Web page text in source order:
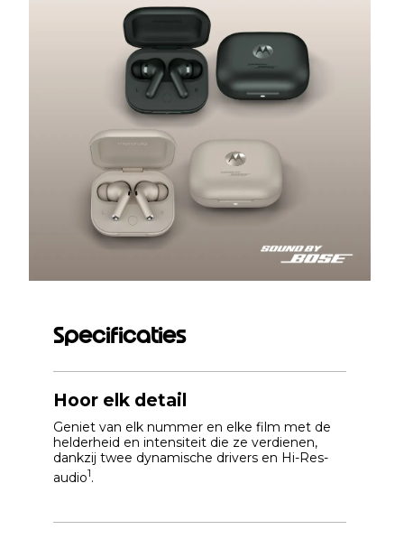
Specificaties
Hoor elk detail
Geniet van elk nummer en elke film met de
helderheid en intensiteit die ze verdienen,
dankzij twee dynamische drivers en Hi-Res-
audio1.